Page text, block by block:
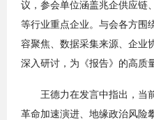
议，参会单位涵盖兆企供应链
等行业重点企业。与会各方围
容聚焦、数据采集来源、企业
深入研讨，为《报告》的高质
王德力在发言中指出，当
革命加速演进、地缘政治风险